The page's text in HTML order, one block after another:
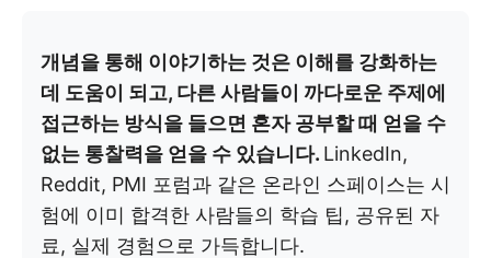
개념을 통해 이야기하는 것은 이해를 강화하는
데 도움이 되고, 다른 사람들이 까다로운 주제에
접근하는 방식을 들으면 혼자 공부할 때 얻을 수
없는 통찰력을 얻을 수 있습니다. LinkedIn,
Reddit, PMI 포럼과 같은 온라인 스페이스는 시
험에 이미 합격한 사람들의 학습 팁, 공유된 자
료, 실제 경험으로 가득합니다.